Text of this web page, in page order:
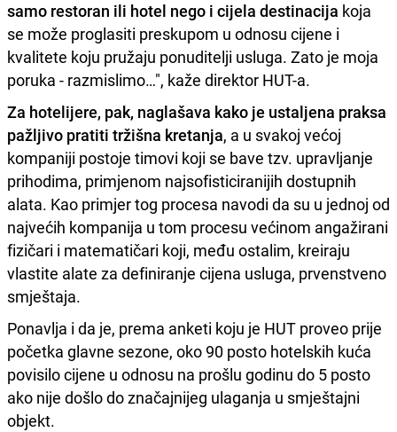
samo restoran ili hotel nego i cijela destinacija koja
se može proglasiti preskupom u odnosu cijene i
kvalitete koju pružaju ponuditelji usluga. Zato je moja
poruka - razmislimo…", kaže direktor HUT-a.
Za hotelijere, pak, naglašava kako je ustaljena praksa
pažljivo pratiti tržišna kretanja, a u svakoj većoj
kompaniji postoje timovi koji se bave tzv. upravljanje
prihodima, primjenom najsofisticiranijih dostupnih
alata. Kao primjer tog procesa navodi da su u jednoj od
najvećih kompanija u tom procesu većinom angažirani
fizičari i matematičari koji, među ostalim, kreiraju
vlastite alate za definiranje cijena usluga, prvenstveno
smještaja.
Ponavlja i da je, prema anketi koju je HUT proveo prije
početka glavne sezone, oko 90 posto hotelskih kuća
povisilo cijene u odnosu na prošlu godinu do 5 posto
ako nije došlo do značajnijeg ulaganja u smještajni
objekt.